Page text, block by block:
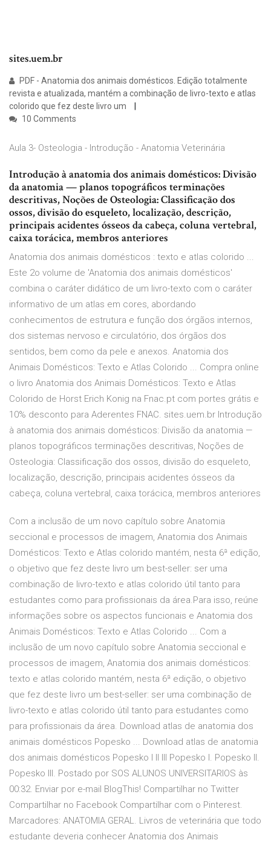
sites.uem.br
PDF - Anatomia dos animais domésticos. Edição totalmente
revista e atualizada, mantém a combinação de livro-texto e atlas
colorido que fez deste livro um
10 Comments
Aula 3- Osteologia - Introdução - Anatomia Veterinária
Introdução à anatomia dos animais domésticos: Divisão
da anatomia — planos topográficos terminações
descritivas, Noções de Osteologia: Classificação dos
ossos, divisão do esqueleto, localização, descrição,
principais acidentes ósseos da cabeça, coluna vertebral,
caixa torácica, membros anteriores
Anatomia dos animais domésticos : texto e atlas colorido ...
Este 2o volume de 'Anatomia dos animais domésticos'
combina o caráter didático de um livro-texto com o caráter
informativo de um atlas em cores, abordando
conhecimentos de estrutura e função dos órgãos internos,
dos sistemas nervoso e circulatório, dos órgãos dos
sentidos, bem como da pele e anexos. Anatomia dos
Animais Domésticos: Texto e Atlas Colorido ... Compra online
o livro Anatomia dos Animais Domésticos: Texto e Atlas
Colorido de Horst Erich Konig na Fnac.pt com portes grátis e
10% desconto para Aderentes FNAC. sites.uem.br Introdução
à anatomia dos animais domésticos: Divisão da anatomia —
planos topográficos terminações descritivas, Noções de
Osteologia: Classificação dos ossos, divisão do esqueleto,
localização, descrição, principais acidentes ósseos da
cabeça, coluna vertebral, caixa torácica, membros anteriores
Com a inclusão de um novo capítulo sobre Anatomia
seccional e processos de imagem, Anatomia dos Animais
Domésticos: Texto e Atlas colorido mantém, nesta 6ª edição,
o objetivo que fez deste livro um best-seller: ser uma
combinação de livro-texto e atlas colorido útil tanto para
estudantes como para profissionais da área.Para isso, reúne
informações sobre os aspectos funcionais e Anatomia dos
Animais Domésticos: Texto e Atlas Colorido ... Com a
inclusão de um novo capítulo sobre Anatomia seccional e
processos de imagem, Anatomia dos animais domésticos:
texto e atlas colorido mantém, nesta 6ª edição, o objetivo
que fez deste livro um best-seller: ser uma combinação de
livro-texto e atlas colorido útil tanto para estudantes como
para profissionais da área. Download atlas de anatomia dos
animais domésticos Popesko ... Download atlas de anatomia
dos animais domésticos Popesko I II III Popesko I. Popesko II.
Popesko III. Postado por SOS ALUNOS UNIVERSITARIOS às
00:32. Enviar por e-mail BlogThis! Compartilhar no Twitter
Compartilhar no Facebook Compartilhar com o Pinterest.
Marcadores: ANATOMIA GERAL. Livros de veterinária que todo
estudante deveria conhecer Anatomia dos Animais